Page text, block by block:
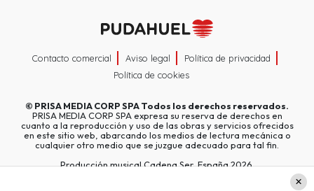
Contacto comercial Aviso legal
Política de privacidad
Política de cookies
© PRISA MEDIA CORP SPATodos los derechos reservados.
PRISA MEDIA CORP SPA expresa su reserva de derechos en
cuanto a la reproducción y uso de las obras y servicios ofrecidos
en este sitio web, abarcando los medios de lectura mecánica o
cualquier otro medio que se juzgue adecuado para tal fin.
Producción musical Cadena Ser, España 2026.